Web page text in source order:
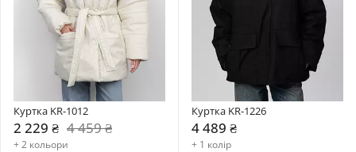
Куртка KR-1012
2 229 ₴ 4 459 ₴
+ 2 кольори
Куртка KR-1226
4 489 ₴
+ 1 колір